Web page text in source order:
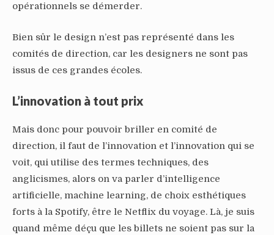
opérationnels se démerder.
Bien sûr le design n’est pas représenté dans les
comités de direction, car les designers ne sont pas
issus de ces grandes écoles.
L’innovation à tout prix
Mais donc pour pouvoir briller en comité de
direction, il faut de l’innovation et l’innovation qui se
voit, qui utilise des termes techniques, des
anglicismes, alors on va parler d’intelligence
artificielle, machine learning, de choix esthétiques
forts à la Spotify, être le Netflix du voyage. Là, je suis
quand même déçu que les billets ne soient pas sur la